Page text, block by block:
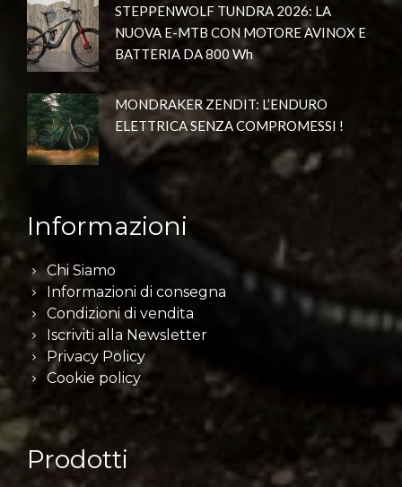
STEPPENWOLF TUNDRA 2026: LA
NUOVA E-MTB CON MOTORE AVINOX E
BATTERIA DA 800 Wh
MONDRAKER ZENDIT: L’ENDURO
ELETTRICA SENZA COMPROMESSI !
Informazioni
Chi Siamo
Informazioni di consegna
Condizioni di vendita
Iscriviti alla Newsletter
Privacy Policy
Cookie policy
Prodotti